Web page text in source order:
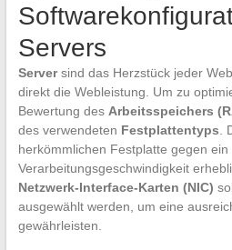
Servers
Serversind das Herzstück jeder
direkt die Webleistung. Um zu
Bewertung des Arbeitsspeichers
des verwendeten Festplattentyps .
herkömmlichen Festplatte gegen ein
Verarbeitungsgeschwindigkeit
Netzwerk-Interface-Karten (NIC)
ausgewählt werden, um eine
gewährleisten.